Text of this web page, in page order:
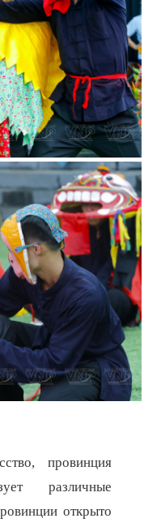
провинция
различные
открыто